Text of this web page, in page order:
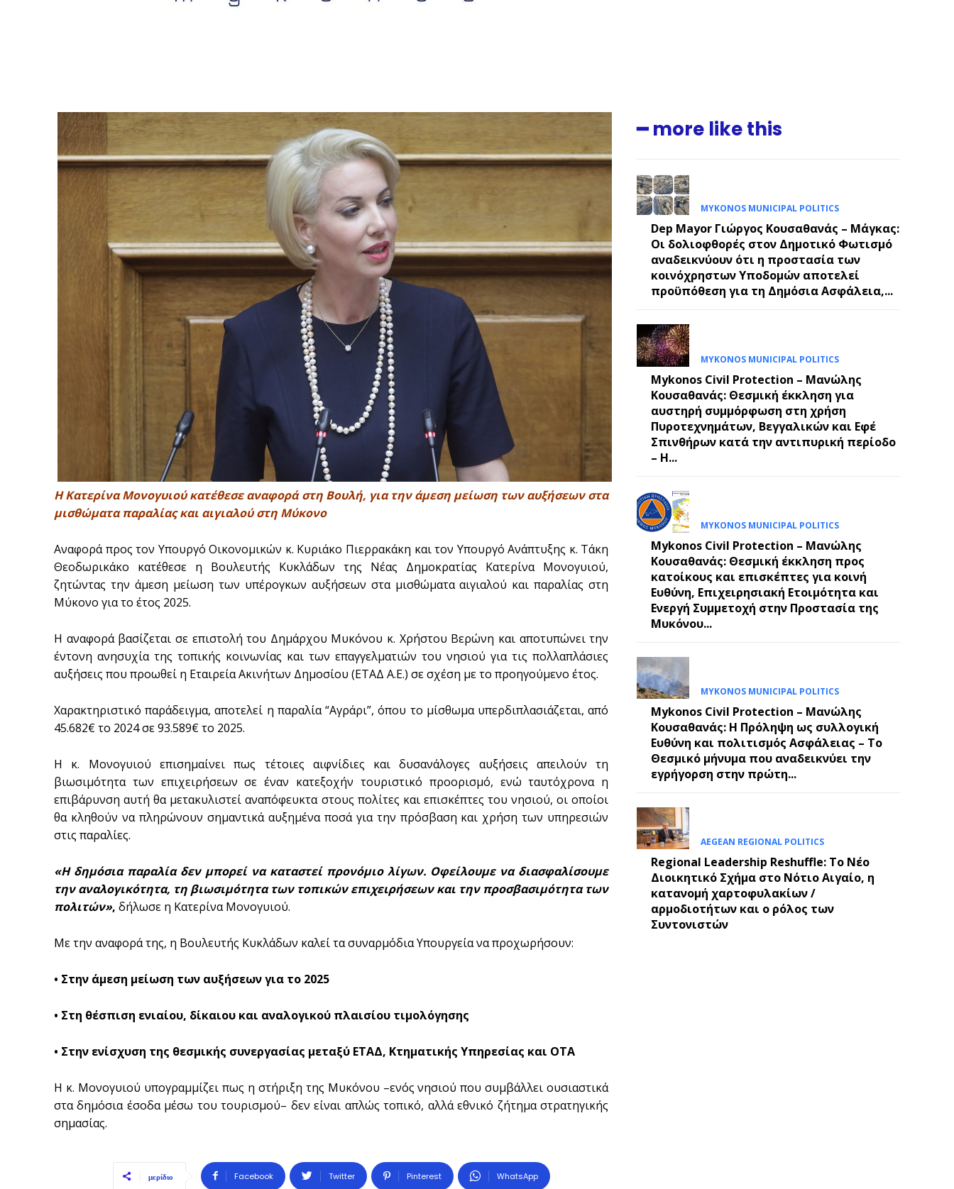
Don't miss out!
Sing up for our newsletter to stay in the loop.
SUBSCRIBE
Η Κατερίνα Μονογυιού κατέθεσε αναφορά στη Βουλή, για την άμεση μείωση των αυξήσεων στα
μισθώματα παραλίας και αιγιαλού στη Μύκονο
Αναφορά προς τον Υπουργό Οικονομικών κ. Κυριάκο Πιερρακάκη και τον Υπουργό Ανάπτυξης κ. Τάκη
Θεοδωρικάκο κατέθεσε η Βουλευτής Κυκλάδων της Νέας Δημοκρατίας Κατερίνα Μονογυιού,
ζητώντας την άμεση μείωση των υπέρογκων αυξήσεων στα μισθώματα αιγιαλού και παραλίας στη
Μύκονο για το έτος 2025.
Η αναφορά βασίζεται σε επιστολή του Δημάρχου Μυκόνου κ. Χρήστου Βερώνη και αποτυπώνει την
έντονη ανησυχία της τοπικής κοινωνίας και των επαγγελματιών του νησιού για τις πολλαπλάσιες
αυξήσεις που προωθεί η Εταιρεία Ακινήτων Δημοσίου (ΕΤΑΔ Α.Ε.) σε σχέση με το προηγούμενο έτος.
Χαρακτηριστικό παράδειγμα, αποτελεί η παραλία “Αγράρι”, όπου το μίσθωμα υπερδιπλασιάζεται, από
45.682€ το 2024 σε 93.589€ το 2025.
Η κ. Μονογυιού επισημαίνει πως τέτοιες αιφνίδιες και δυσανάλογες αυξήσεις απειλούν τη
βιωσιμότητα των επιχειρήσεων σε έναν κατεξοχήν τουριστικό προορισμό, ενώ ταυτόχρονα η
επιβάρυνση αυτή θα μετακυλιστεί αναπόφευκτα στους πολίτες και επισκέπτες του νησιού, οι οποίοι
θα κληθούν να πληρώνουν σημαντικά αυξημένα ποσά για την πρόσβαση και χρήση των υπηρεσιών
στις παραλίες.
«Η δημόσια παραλία δεν μπορεί να καταστεί προνόμιο λίγων. Οφείλουμε να διασφαλίσουμε
την αναλογικότητα, τη βιωσιμότητα των τοπικών επιχειρήσεων και την προσβασιμότητα των
πολιτών», δήλωσε η Κατερίνα Μονογυιού.
Με την αναφορά της, η Βουλευτής Κυκλάδων καλεί τα συναρμόδια Υπουργεία να προχωρήσουν:
• Στην άμεση μείωση των αυξήσεων για το 2025
• Στη θέσπιση ενιαίου, δίκαιου και αναλογικού πλαισίου τιμολόγησης
• Στην ενίσχυση της θεσμικής συνεργασίας μεταξύ ΕΤΑΔ, Κτηματικής Υπηρεσίας και ΟΤΑ
Η κ. Μονογυιού υπογραμμίζει πως η στήριξη της Μυκόνου –ενός νησιού που συμβάλλει ουσιαστικά
στα δημόσια έσοδα μέσω του τουρισμού– δεν είναι απλώς τοπικό, αλλά εθνικό ζήτημα στρατηγικής
σημασίας.
μερίδιο Facebook Twitter Pinterest WhatsApp
━ more like this
MYKONOS MUNICIPAL POLITICS
Dep Mayor Γιώργος Κουσαθανάς – Μάγκας:
Οι δολιοφθορές στον Δημοτικό Φωτισμό
αναδεικνύουν ότι η προστασία των
κοινόχρηστων Υποδομών αποτελεί
προϋπόθεση για τη Δημόσια Ασφάλεια,...
MYKONOS MUNICIPAL POLITICS
Mykonos Civil Protection – Μανώλης
Κουσαθανάς: Θεσμική έκκληση για
αυστηρή συμμόρφωση στη χρήση
Πυροτεχνημάτων, Βεγγαλικών και Εφέ
Σπινθήρων κατά την αντιπυρική περίοδο
– Η...
MYKONOS MUNICIPAL POLITICS
Mykonos Civil Protection – Μανώλης
Κουσαθανάς: Θεσμική έκκληση προς
κατοίκους και επισκέπτες για κοινή
Ευθύνη, Επιχειρησιακή Ετοιμότητα και
Ενεργή Συμμετοχή στην Προστασία της
Μυκόνου...
MYKONOS MUNICIPAL POLITICS
Mykonos Civil Protection – Μανώλης
Κουσαθανάς: Η Πρόληψη ως συλλογική
Ευθύνη και πολιτισμός Ασφάλειας – Το
Θεσμικό μήνυμα που αναδεικνύει την
εγρήγορση στην πρώτη...
AEGEAN REGIONAL POLITICS
Regional Leadership Reshuffle: Το Νέο
Διοικητικό Σχήμα στο Νότιο Αιγαίο, η
κατανομή χαρτοφυλακίων /
αρμοδιοτήτων και ο ρόλος των
Συντονιστών